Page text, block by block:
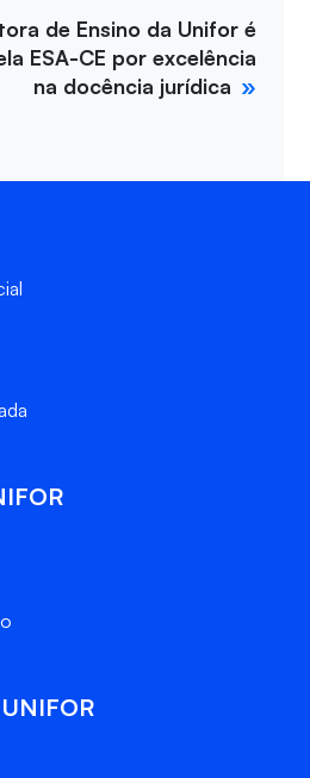
de Ensino da Unifor é
ESA-CE por excelência
na docência jurídica